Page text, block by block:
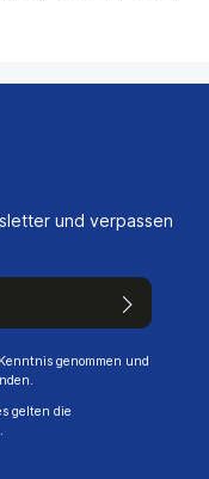
und verpassen
genommen und
gelten die
.